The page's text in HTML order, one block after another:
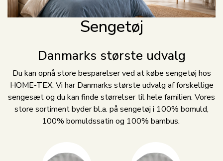
Sengetøj
Danmarks største udvalg
Du kan opnå store besparelser ved at købe sengetøj hos
HOME-TEX. Vi har Danmarks største udvalg af forskellige
sengesæt og du kan finde størrelser til hele familien. Vores
store sortiment byder bl.a. på sengetøj i 100% bomuld,
100% bomuldssatin og 100% bambus.